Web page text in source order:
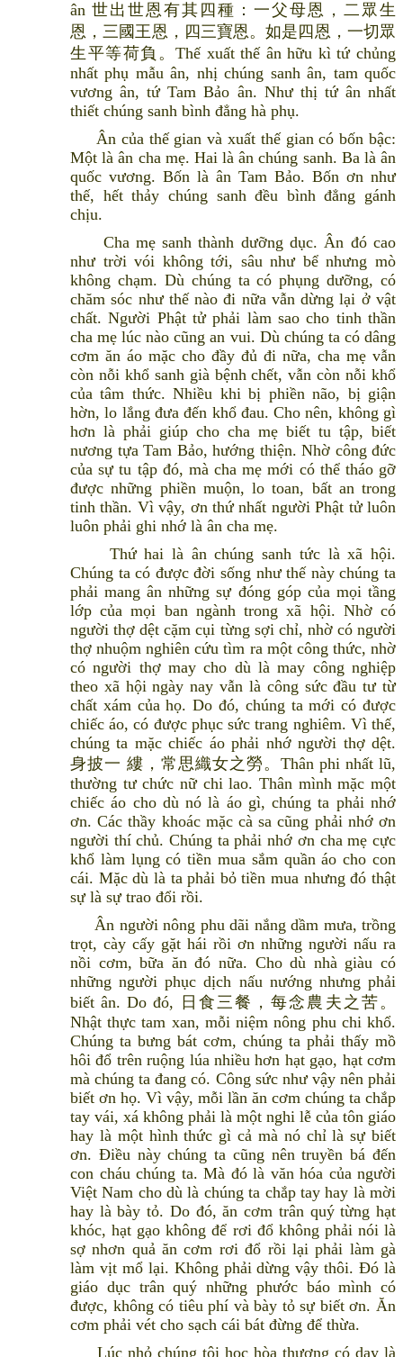
ân 世出世恩有其四種：一父母恩，二眾生
恩，三國王恩，四三寶恩。如是四恩，一切眾
生平等荷負。Thế xuất thế ân hữu kì tứ chủng
nhất phụ mẫu ân, nhị chúng sanh ân, tam quốc
vương ân, tứ Tam Bảo ân. Như thị tứ ân nhất
thiết chúng sanh bình đẳng hà phụ.
Ân của thế gian và xuất thế gian có bốn bậc:
Một là ân cha mẹ. Hai là ân chúng sanh. Ba là ân
quốc vương. Bốn là ân Tam Bảo. Bốn ơn như
thế, hết thảy chúng sanh đều bình đẳng gánh
chịu.
Cha mẹ sanh thành dưỡng dục. Ân đó cao
như trời vói không tới, sâu như bể nhưng mò
không chạm. Dù chúng ta có phụng dưỡng, có
chăm sóc như thế nào đi nữa vẫn dừng lại ở vật
chất. Người Phật tử phải làm sao cho tinh thần
cha mẹ lúc nào cũng an vui. Dù chúng ta có dâng
cơm ăn áo mặc cho đầy đủ đi nữa, cha mẹ vẫn
còn nỗi khổ sanh già bệnh chết, vẫn còn nỗi khổ
của tâm thức. Nhiều khi bị phiền não, bị giận
hờn, lo lắng đưa đến khổ đau. Cho nên, không gì
hơn là phải giúp cho cha mẹ biết tu tập, biết
nương tựa Tam Bảo, hướng thiện. Nhờ công đức
của sự tu tập đó, mà cha mẹ mới có thể tháo gỡ
được những phiền muộn, lo toan, bất an trong
tinh thần. Vì vậy, ơn thứ nhất người Phật tử luôn
luôn phải ghi nhớ là ân cha mẹ.
Thứ hai là ân chúng sanh tức là xã hội.
Chúng ta có được đời sống như thế này chúng ta
phải mang ân những sự đóng góp của mọi tầng
lớp của mọi ban ngành trong xã hội. Nhờ có
người thợ dệt cặm cụi từng sợi chỉ, nhờ có người
thợ nhuộm nghiên cứu tìm ra một công thức, nhờ
có người thợ may cho dù là may công nghiệp
theo xã hội ngày nay vẫn là công sức đầu tư từ
chất xám của họ. Do đó, chúng ta mới có được
chiếc áo, có được phục sức trang nghiêm. Vì thế,
chúng ta mặc chiếc áo phải nhớ người thợ dệt.
身披一 縷，常思織女之勞。Thân phi nhất lũ,
thường tư chức nữ chi lao. Thân mình mặc một
chiếc áo cho dù nó là áo gì, chúng ta phải nhớ
ơn. Các thầy khoác mặc cà sa cũng phải nhớ ơn
người thí chủ. Chúng ta phải nhớ ơn cha mẹ cực
khổ làm lụng có tiền mua sắm quần áo cho con
cái. Mặc dù là ta phải bỏ tiền mua nhưng đó thật
sự là sự trao đổi rồi.
Ân người nông phu dãi nắng dầm mưa, trồng
trọt, cày cấy gặt hái rồi ơn những người nấu ra
nồi cơm, bữa ăn đó nữa. Cho dù nhà giàu có
những người phục dịch nấu nướng nhưng phải
biết ân. Do đó, 日食三餐，每念農夫之苦。
Nhật thực tam xan, mỗi niệm nông phu chi khổ.
Chúng ta bưng bát cơm, chúng ta phải thấy mồ
hôi đổ trên ruộng lúa nhiều hơn hạt gạo, hạt cơm
mà chúng ta đang có. Công sức như vậy nên phải
biết ơn họ. Vì vậy, mỗi lần ăn cơm chúng ta chắp
tay vái, xá không phải là một nghi lễ của tôn giáo
hay là một hình thức gì cả mà nó chỉ là sự biết
ơn. Điều này chúng ta cũng nên truyền bá đến
con cháu chúng ta. Mà đó là văn hóa của người
Việt Nam cho dù là chúng ta chắp tay hay là mời
hay là bày tỏ. Do đó, ăn cơm trân quý từng hạt
khóc, hạt gạo không để rơi đổ không phải nói là
sợ nhơn quả ăn cơm rơi đổ rồi lại phải làm gà
làm vịt mổ lại. Không phải dừng vậy thôi. Đó là
giáo dục trân quý những phước báo mình có
được, không có tiêu phí và bày tỏ sự biết ơn. Ăn
cơm phải vét cho sạch cái bát đừng để thừa.
Lúc nhỏ chúng tôi học hòa thượng có dạy là